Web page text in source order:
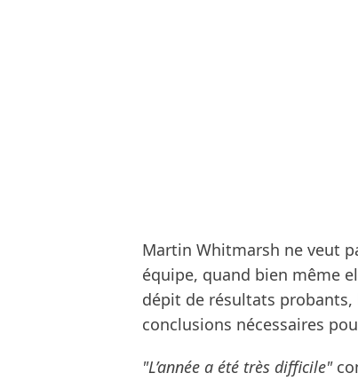
Martin Whitmarsh ne veut
équipe, quand bien même
dépit de résultats probants,
conclusions nécessaires
"L’année a été très difficile"